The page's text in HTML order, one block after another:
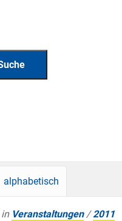
alphabetisch
Veranstaltungen /2011